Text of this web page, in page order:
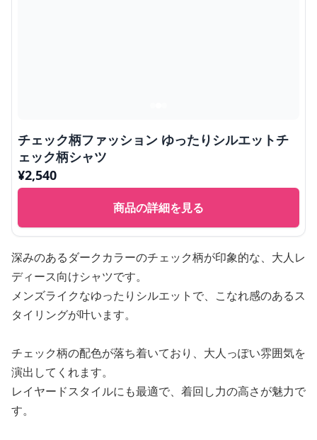
チェック柄ファッション ゆったりシルエットチ
ェック柄シャツ
¥2,540
商品の詳細を見る
深みのあるダークカラーのチェック柄が印象的な、大人レ
ディース向けシャツです。
メンズライクなゆったりシルエットで、こなれ感のあるス
タイリングが叶います。
チェック柄の配色が落ち着いており、大人っぽい雰囲気を
演出してくれます。
レイヤードスタイルにも最適で、着回し力の高さが魅力で
す。